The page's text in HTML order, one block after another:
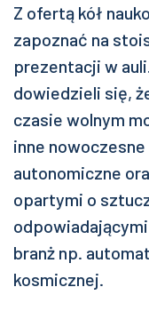
Z ofertą kół
zapoznać na
prezentacji w
dowiedzieli się,
czasie wolnym
inne
autonomiczne
opartymi o
branż np.
kosmicznej.